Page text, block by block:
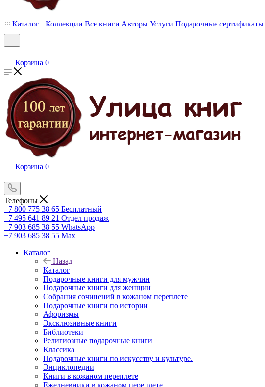
Каталог Коллекции Все книги Авторы Услуги Подарочные сертификаты
Корзина 0
Корзина 0
Телефоны
+7 800 775 38 65 Бесплатный
+7 495 641 89 21 Отдел продаж
+7 903 685 38 55 WhatsApp
+7 903 685 38 55 Max
Каталог
Назад
Каталог
Подарочные книги для мужчин
Подарочные книги для женщин
Собрания сочинений в кожаном переплете
Подарочные книги по истории
Афоризмы
Эксклюзивные книги
Библиотеки
Религиозные подарочные книги
Классика
Подарочные книги по искусству и культуре.
Энциклопедии
Книги в кожаном переплете
Ежедневники в кожаном переплете